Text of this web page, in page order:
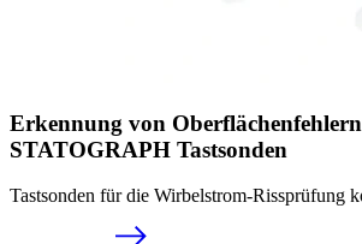
Erkennung von Ober­flächenfehlern
STATOGRAPH Tastsonden
Tastsonden für die Wirbelstrom-Rissprüfung